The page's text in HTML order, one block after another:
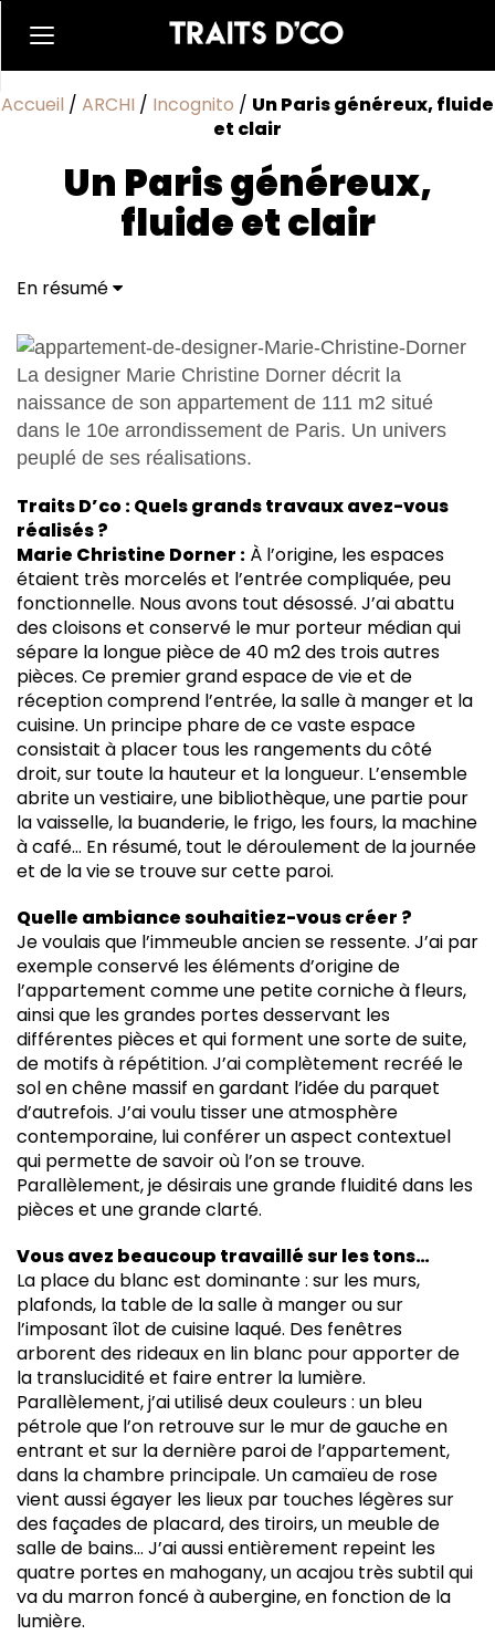
Accueil / ARCHI / Incognito / Un Paris généreux, fluide
et clair
Un Paris généreux,
fluide et clair
En résumé
La designer Marie Christine Dorner décrit la
naissance de son appartement de 111 m2 situé
dans le 10e arrondissement de Paris. Un univers
peuplé de ses réalisations.
Traits D’co : Quels grands travaux avez-vous
réalisés ?
Marie Christine Dorner : À l’origine, les espaces
étaient très morcelés et l’entrée compliquée, peu
fonctionnelle. Nous avons tout désossé. J’ai abattu
des cloisons et conservé le mur porteur médian qui
sépare la longue pièce de 40 m2 des trois autres
pièces. Ce premier grand espace de vie et de
réception comprend l’entrée, la salle à manger et la
cuisine. Un principe phare de ce vaste espace
consistait à placer tous les rangements du côté
droit, sur toute la hauteur et la longueur. L’ensemble
abrite un vestiaire, une bibliothèque, une partie pour
la vaisselle, la buanderie, le frigo, les fours, la machine
à café… En résumé, tout le déroulement de la journée
et de la vie se trouve sur cette paroi.
Quelle ambiance souhaitiez-vous créer ?
Je voulais que l’immeuble ancien se ressente. J’ai par
exemple conservé les éléments d’origine de
l’appartement comme une petite corniche à fleurs,
ainsi que les grandes portes desservant les
différentes pièces et qui forment une sorte de suite,
de motifs à répétition. J’ai complètement recréé le
sol en chêne massif en gardant l’idée du parquet
d’autrefois. J’ai voulu tisser une atmosphère
contemporaine, lui conférer un aspect contextuel
qui permette de savoir où l’on se trouve.
Parallèlement, je désirais une grande fluidité dans les
pièces et une grande clarté.
Vous avez beaucoup travaillé sur les tons…
La place du blanc est dominante : sur les murs,
plafonds, la table de la salle à manger ou sur
l’imposant îlot de cuisine laqué. Des fenêtres
arborent des rideaux en lin blanc pour apporter de
la translucidité et faire entrer la lumière.
Parallèlement, j’ai utilisé deux couleurs : un bleu
pétrole que l’on retrouve sur le mur de gauche en
entrant et sur la dernière paroi de l’appartement,
dans la chambre principale. Un camaïeu de rose
vient aussi égayer les lieux par touches légères sur
des façades de placard, des tiroirs, un meuble de
salle de bains… J’ai aussi entièrement repeint les
quatre portes en mahogany, un acajou très subtil qui
va du marron foncé à aubergine, en fonction de la
lumière.